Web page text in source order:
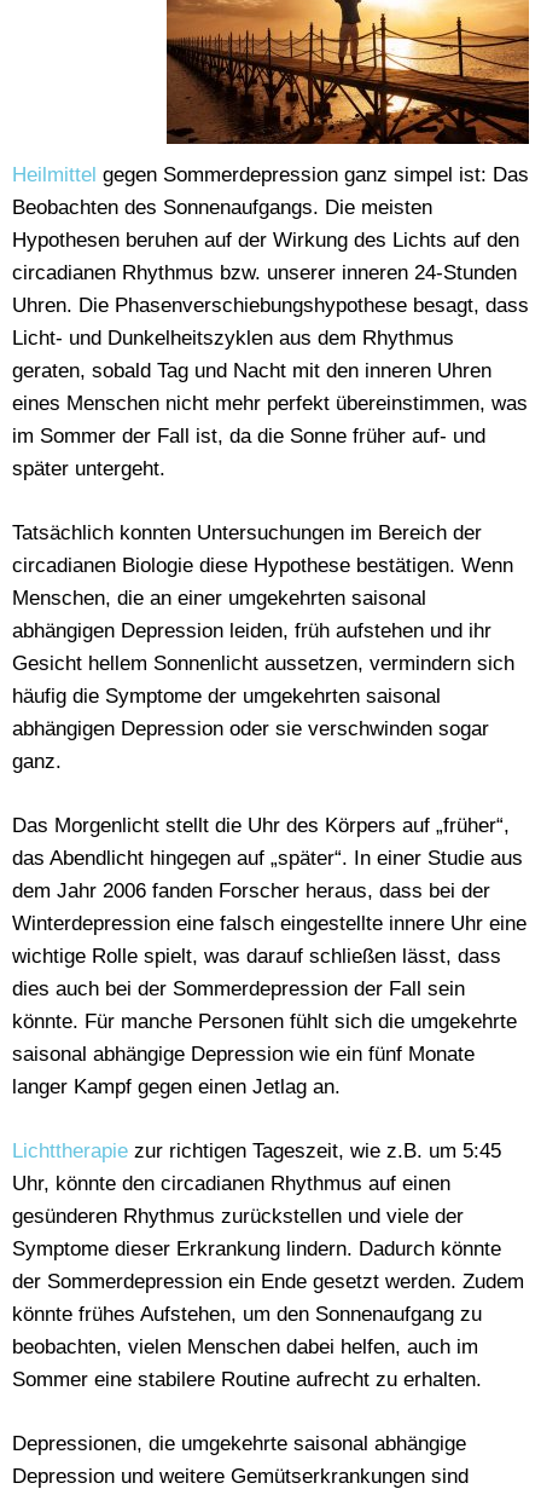
Heilmittel gegen Sommerdepression ganz simpel ist: Das
Beobachten des Sonnenaufgangs. Die meisten
Hypothesen beruhen auf der Wirkung des Lichts auf den
circadianen Rhythmus bzw. unserer inneren 24-Stunden
Uhren. Die Phasenverschiebungshypothese besagt, dass
Licht- und Dunkelheitszyklen aus dem Rhythmus
geraten, sobald Tag und Nacht mit den inneren Uhren
eines Menschen nicht mehr perfekt übereinstimmen, was
im Sommer der Fall ist, da die Sonne früher auf- und
später untergeht.
Tatsächlich konnten Untersuchungen im Bereich der
circadianen Biologie diese Hypothese bestätigen. Wenn
Menschen, die an einer umgekehrten saisonal
abhängigen Depression leiden, früh aufstehen und ihr
Gesicht hellem Sonnenlicht aussetzen, vermindern sich
häufig die Symptome der umgekehrten saisonal
abhängigen Depression oder sie verschwinden sogar
ganz.
Das Morgenlicht stellt die Uhr des Körpers auf „früher“,
das Abendlicht hingegen auf „später“. In einer Studie aus
dem Jahr 2006 fanden Forscher heraus, dass bei der
Winterdepression eine falsch eingestellte innere Uhr eine
wichtige Rolle spielt, was darauf schließen lässt, dass
dies auch bei der Sommerdepression der Fall sein
könnte. Für manche Personen fühlt sich die umgekehrte
saisonal abhängige Depression wie ein fünf Monate
langer Kampf gegen einen Jetlag an.
Lichttherapie zur richtigen Tageszeit, wie z.B. um 5:45
Uhr, könnte den circadianen Rhythmus auf einen
gesünderen Rhythmus zurückstellen und viele der
Symptome dieser Erkrankung lindern. Dadurch könnte
der Sommerdepression ein Ende gesetzt werden. Zudem
könnte frühes Aufstehen, um den Sonnenaufgang zu
beobachten, vielen Menschen dabei helfen, auch im
Sommer eine stabilere Routine aufrecht zu erhalten.
Depressionen, die umgekehrte saisonal abhängige
Depression und weitere Gemütserkrankungen sind